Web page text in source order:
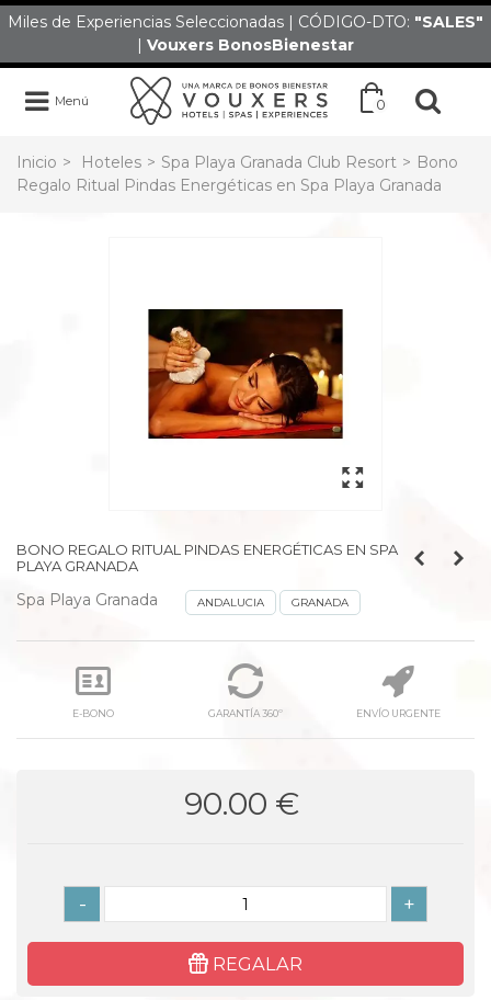
Miles de Experiencias Seleccionadas | CÓDIGO-DTO: "SALES"
| Vouxers BonosBienestar
Menú 0
Inicio > Hoteles > Spa Playa Granada Club Resort > Bono
Regalo Ritual Pindas Energéticas en Spa Playa Granada
BONO REGALO RITUAL PINDAS ENERGÉTICAS EN SPA
PLAYA GRANADA
Spa Playa Granada ANDALUCIA GRANADA
E-BONO GARANTÍA 360º ENVÍO URGENTE
90.00 €
- +
REGALAR